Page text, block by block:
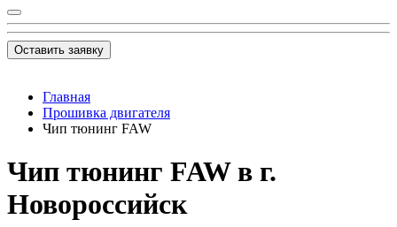
Оставить заявку
Главная
Прошивка двигателя
Чип тюнинг FAW
Чип тюнинг FAW в г.
Новороссийск